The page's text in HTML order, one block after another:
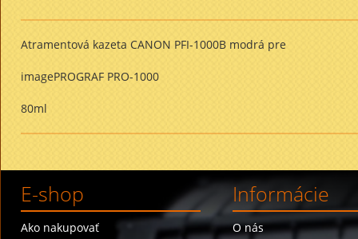
Atramentová kazeta CANON PFI-1000B modrá pre
imagePROGRAF PRO-1000
80ml
E-shop
Ako nakupovať
Informácie
O nás